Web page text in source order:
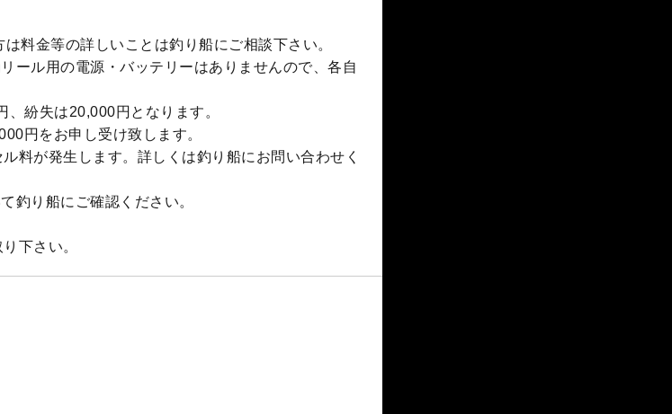
料金等の詳しいことは釣り船にご相談下さい。
ール用の電源・バッテリーはありませんので、各自
紛失は20,000円となります。
円をお申し受け致します。
料が発生します。詳しくは釣り船にお問い合わせく
釣り船にご確認ください。
下さい。